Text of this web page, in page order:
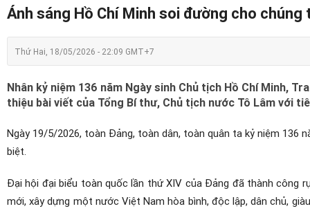
Ánh sáng Hồ Chí Minh soi đường cho chúng
Thứ Hai, 18/05/2026 - 22:09 GMT+7
Nhân kỷ niệm 136 năm Ngày sinh Chủ tịch Hồ Chí Minh,
thiệu bài viết của Tổng Bí thư, Chủ tịch nước Tô Lâm với
Ngày 19/5/2026, toàn Đảng, toàn dân, toàn quân ta kỷ niệm 136
biệt.
Đại hội đại biểu toàn quốc lần thứ XIV của Đảng đã thành công
mới, xây dựng một nước Việt Nam hòa bình, độc lập, dân chủ,